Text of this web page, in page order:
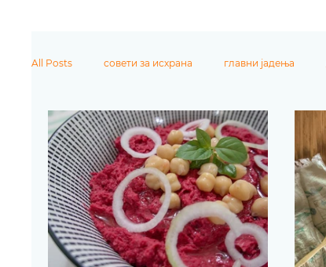
All Posts совети за исхрана главни јадења